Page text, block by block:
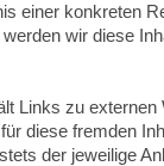
einer konkreten
wir diese
Links zu
diese fremden
der jeweilige